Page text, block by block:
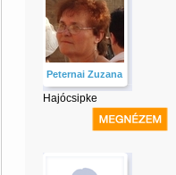
Peternai Zuzana
Hajócsipke